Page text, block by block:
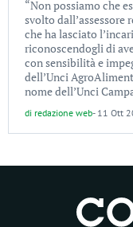
“Non possiamo che
svolto dall’assessore
che ha lasciato
riconoscendogli di
con sensibilità e
dell’Unci
nome dell’Unci
di redazione web- 11 Ott